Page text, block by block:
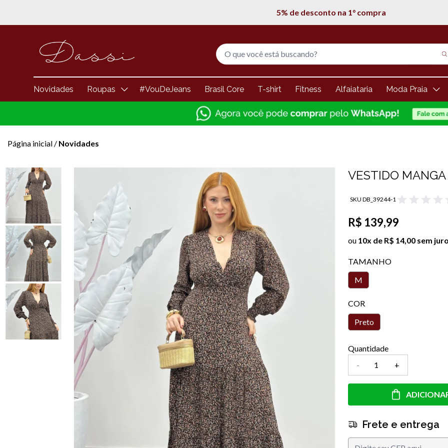
5% de desconto na 1° compra
Novidades Roupas #VouDeJeans Brasil Core T-shirt Fitness Alfaiataria Moda Praia
Página inicial / Novidades
VESTIDO
SKU DB_39244-1
R$ 139,99
ou 10x de R$ 14,00 sem
TAMANHO
M
COR
Preto
Quantidade
-
+
Frete e entrega